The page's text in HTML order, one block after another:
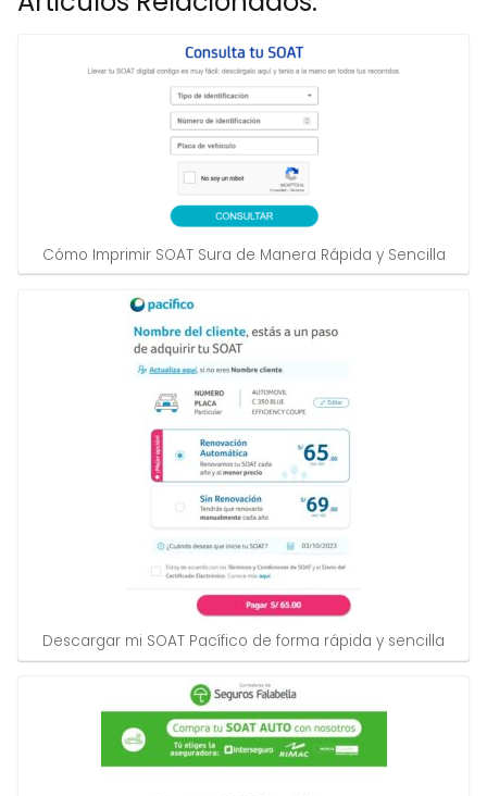
Cómo Imprimir SOAT Sura de Manera Rápida y Sencilla
Descargar mi SOAT Pacífico de forma rápida y sencilla